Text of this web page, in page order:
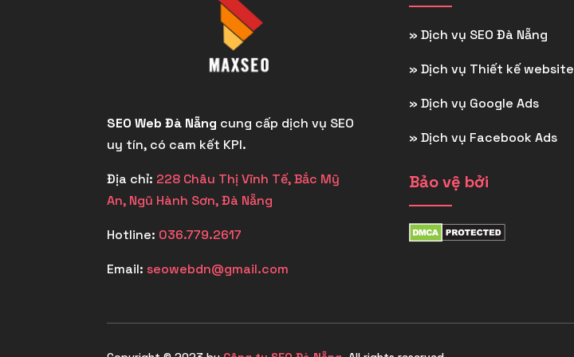
SEO Web Đà Nẵng cung cấp dịch vụ SEO
uy tín, có cam kết KPI.
Địa chỉ: 228 Châu Thị Vĩnh Tế, Bắc Mỹ
An, Ngũ Hành Sơn, Đà Nẵng
Hotline: 036.779.2617
Email:seowebdn@gmail.com
» Dịch vụ SEO Đà Nẵng
» Dịch vụ Thiết kế website
» Dịch vụ Google Ads
» Dịch vụ Facebook Ads
Bảo vệ bởi